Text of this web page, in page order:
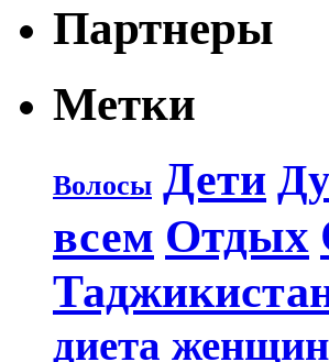
Партнеры
Метки
Волосы Дети
всем Отдых
диета